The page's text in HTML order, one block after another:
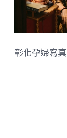
彰化孕婦寫真